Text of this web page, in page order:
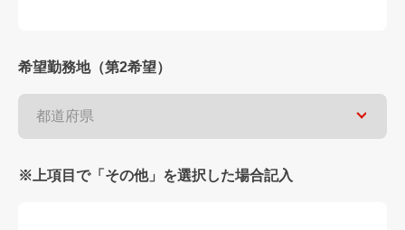
希望勤務地（第2希望）
※上項目で「その他」を選択した場合記入